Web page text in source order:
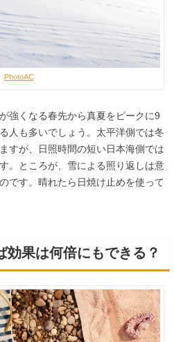
PhotoAC
強くなる春先から真夏をピークに9
人も多いでしょう。太平洋側では冬
すが、日照時間の短い日本海側では
。ところが、雪による照り返しは意
です。晴れたら日焼け止めを使って
効果は何倍にもできる？